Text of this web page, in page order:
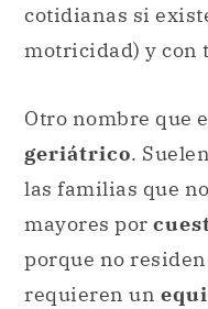
cotidianas si
motricidad) y con
Otro nombre que
geriátrico.
las familias que
mayores por
porque no
requieren un